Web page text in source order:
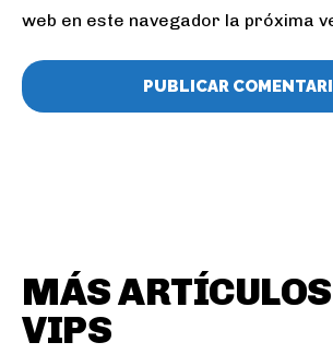
web en este navegador la próxima
MÁS
VIPS